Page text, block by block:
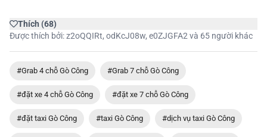
Thích (68)
Được thích bởi:z2oQQIRt, odKcJ08w, e0ZJGFA2 và 65 người khác
#Grab 4 chỗ Gò Công #Grab 7 chỗ Gò Công
#đặt xe 4 chỗ Gò Công #đặt xe 7 chỗ Gò Công
#đặt taxi Gò Công #taxi Gò Công #dịch vụ taxi Gò Công